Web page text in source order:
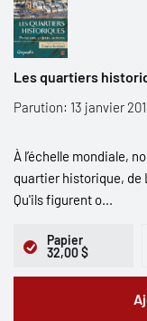
Les quartiers
Parution: 13 janvier
À l’échelle mondiale,
quartier historique, de
Qu'ils figurent o...
Papier
32,00 $